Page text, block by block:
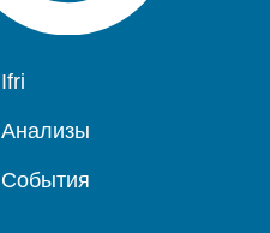
Navigation
Ifri
Анализы
События